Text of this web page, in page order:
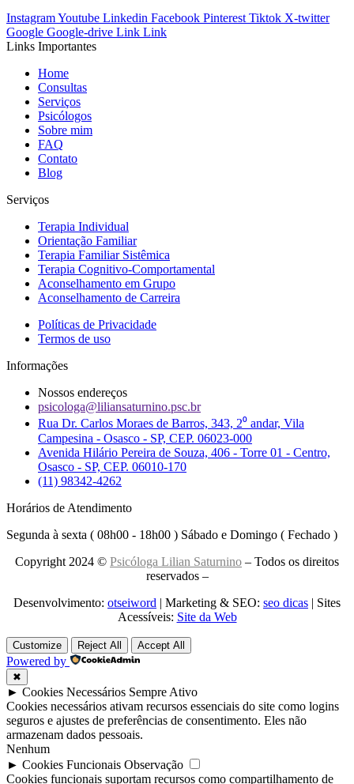
InstagramYoutube Linkedin Facebook Pinterest Tiktok X-twitter
Google Google-drive Link Link
Links Importantes
Home
Consultas
Serviços
Psicólogos
Sobre mim
FAQ
Contato
Blog
Serviços
Terapia Individual
Orientação Familiar
Terapia Familiar Sistêmica
Terapia Cognitivo-Comportamental
Aconselhamento em Grupo
Aconselhamento de Carreira
Políticas de Privacidade
Termos de uso
Informações
Nossos endereços
psicologa@liliansaturnino.psc.br
Rua Dr. Carlos Moraes de Barros, 343, 2⁰ andar, Vila
Campesina - Osasco - SP, CEP. 06023-000
Avenida Hilário Pereira de Souza, 406 - Torre 01 - Centro,
Osasco - SP, CEP. 06010-170
(11) 98342-4262
Horários de Atendimento
Segunda à sexta ( 08h00 - 18h00 ) Sábado e Domingo ( Fechado )
Copyright 2024 © Psicóloga Lilian Saturnino – Todos os direitos
reservados –
Desenvolvimento: otseiword | Marketing & SEO: seo dicas | Sites
Acessíveis: Site da Web
Customize Reject All Accept All
Powered by
✖
► Cookies Necessários Sempre Ativo
Cookies necessários ativam recursos essenciais do site como logins
seguros e ajustes de preferências de consentimento. Eles não
armazenam dados pessoais.
Nenhum
► Cookies Funcionais Observação
Cookies funcionais suportam recursos como compartilhamento de